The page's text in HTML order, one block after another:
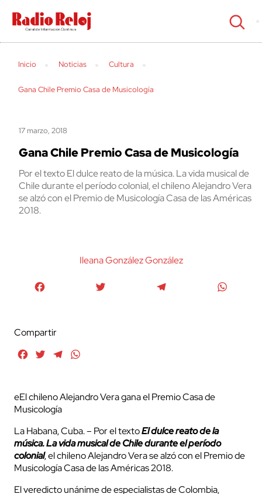
cerrar
Inicio Noticias Cultura
Gana Chile Premio Casa de Musicología
17 marzo, 2018
Gana Chile Premio Casa de Musicología
Por el texto El dulce reato de la música. La vida musical de
Chile durante el período colonial, el chileno Alejandro Vera
se alzó con el Premio de Musicología Casa de las Américas
2018.
Ileana González González
Compartir
FacebookTwitterTelegram
eEl chileno Alejandro Vera gana el Premio Casa de
Musicología
La Habana, Cuba. – Por el textoEl dulce reato de la
música. La vida musical de Chile durante el período
colonial, el chileno Alejandro Vera se alzó con el Premio de
Musicología Casa de las Américas 2018.
El veredicto unánime de especialistas de Colombia,